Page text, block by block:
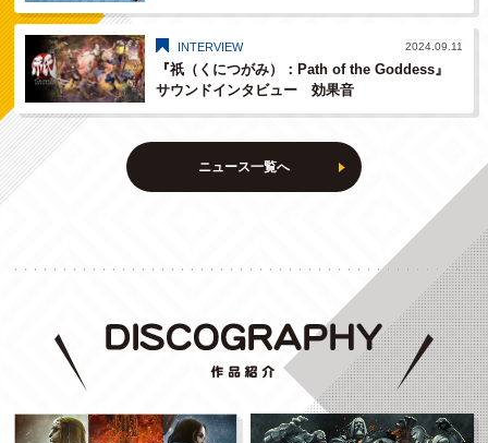
INTERVIEW
『祇（くにつがみ）：Path of the Goddess』
サウンドインタビュー 効果音
2024.09.11
ニュース一覧へ